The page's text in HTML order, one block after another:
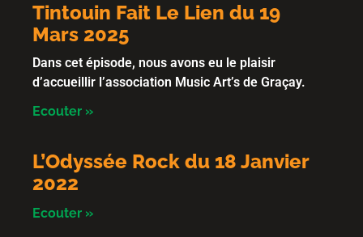
Tintouin Fait Le Lien du 19
Mars 2025
Dans cet épisode, nous avons eu le plaisir
d’accueillir l’association Music Art’s de Graçay.
Ecouter »
L’Odyssée Rock du 18 Janvier
2022
Ecouter »